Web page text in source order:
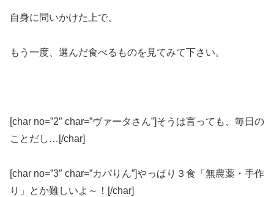
自身に問いかけた上で、
もう一度、選んだ食べるものを見てみて下さい。
[char no=”2″ char=”ヴァータさん”]そうは言っても、毎日の
ことだし…[/char]
[char no=”3″ char=”カパりん”]やっぱり３食「無農薬・手作
り」とか難しいよ～！[/char]